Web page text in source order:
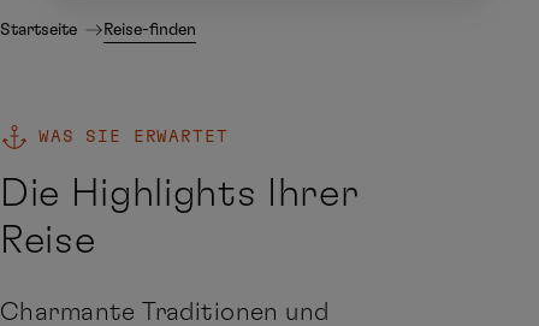
Startseite Reise-finden
WAS SIE ERWARTET
Die Highlights Ihrer
Reise
Charmante Traditionen und